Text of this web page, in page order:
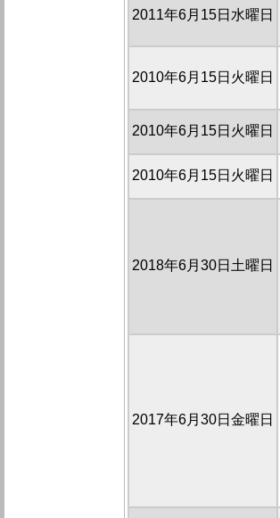
2011年6月15日水曜日
2010年6月15日火曜日
2010年6月15日火曜日
2010年6月15日火曜日
2018年6月30日土曜日
2017年6月30日金曜日